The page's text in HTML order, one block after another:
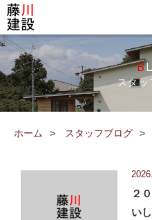
スタッ
ホーム スタッフブログ
２
い